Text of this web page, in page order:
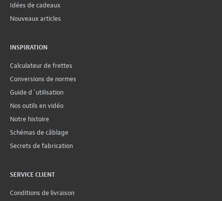
Idées de cadeaux
Nouveaux articles
INSPIRATION
Calculateur de frettes
Conversions de normes
Guide d´utilisation
Nos outils en vidéo
Notre histoire
Schémas de câblage
Secrets de fabrication
SERVICE CLIENT
Conditions de livraison